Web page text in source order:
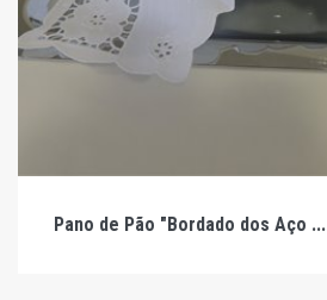
Pano de Pão "Bordado dos Aço ...